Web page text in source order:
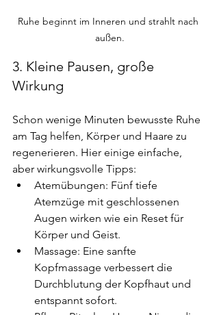
Ruhe beginnt im Inneren und strahlt nach
außen.
3. Kleine Pausen, große
Wirkung
Schon wenige Minuten bewusste Ruhe
am Tag helfen, Körper und Haare zu
regenerieren. Hier einige einfache,
aber wirkungsvolle Tipps:
Atemübungen: Fünf tiefe
Atemzüge mit geschlossenen
Augen wirken wie ein Reset für
Körper und Geist.
Massage: Eine sanfte
Kopfmassage verbessert die
Durchblutung der Kopfhaut und
entspannt sofort.